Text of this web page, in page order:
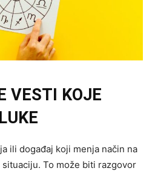
VESTI KOJE
ili događaj koji menja način na
To može biti razgovor